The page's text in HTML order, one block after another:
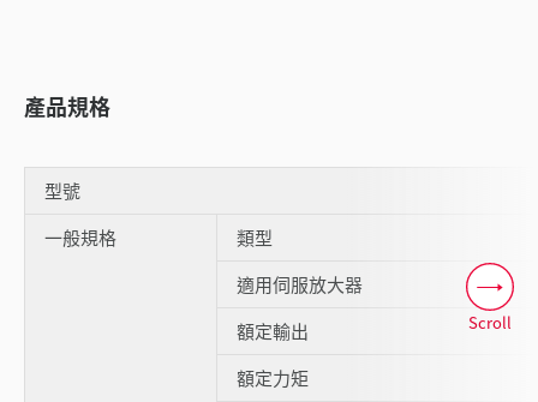
產品規格
型號
一般規格
類型
適用伺服放大器
額定輸出
額定力矩
Scroll